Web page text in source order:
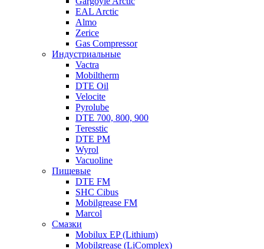
EAL Arctic
Almo
Zerice
Gas Compressor
Индустриальные
Vactra
Mobiltherm
DTE Oil
Velocite
Pyrolube
DTE 700, 800, 900
Teresstic
DTE PM
Wyrol
Vacuoline
Пищевые
DTE FM
SHC Cibus
Mobilgrease FM
Marcol
Смазки
Mobilux EP (Lithium)
Mobilgrease (LiComplex)